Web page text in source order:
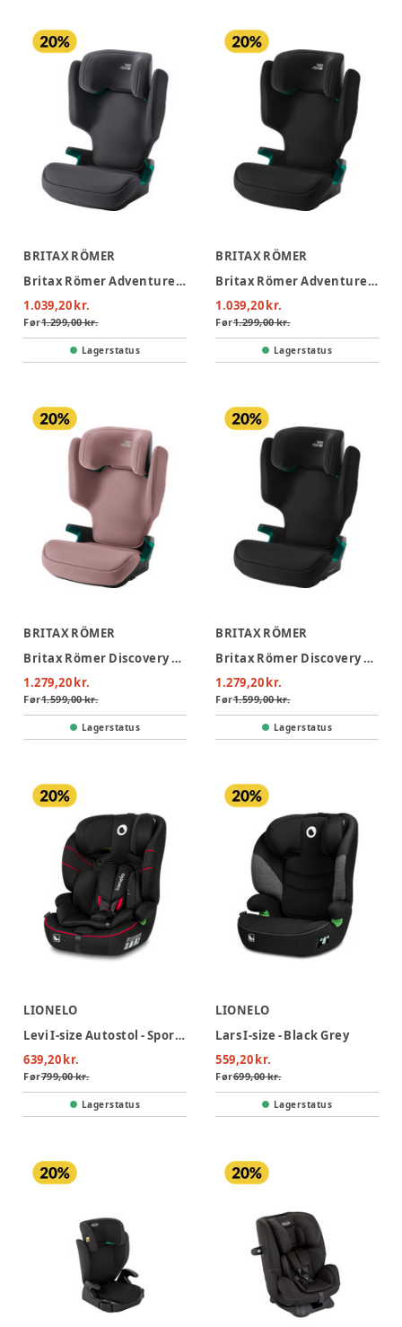
BRITAX RÖMER
Britax Römer Adventure Plus 2 Autostol - Midnight Grey
1.039,20 kr.
Før1.299,00 kr.
Lagerstatus
BRITAX RÖMER
Britax Römer Adventure Plus 2 Autostol - Space Black
1.039,20 kr.
Før1.299,00 kr.
Lagerstatus
BRITAX RÖMER
Britax Römer Discovery Plus 2 Autostol - Dusty Rose
1.279,20 kr.
Før1.599,00 kr.
Lagerstatus
BRITAX RÖMER
Britax Römer Discovery Plus 2 Autostol - Space Black
1.279,20 kr.
Før1.599,00 kr.
Lagerstatus
LIONELO
Levi I-size Autostol - Sporty Black
639,20 kr.
Før799,00 kr.
Lagerstatus
LIONELO
Lars I-size - Black Grey
559,20 kr.
Før699,00 kr.
Lagerstatus